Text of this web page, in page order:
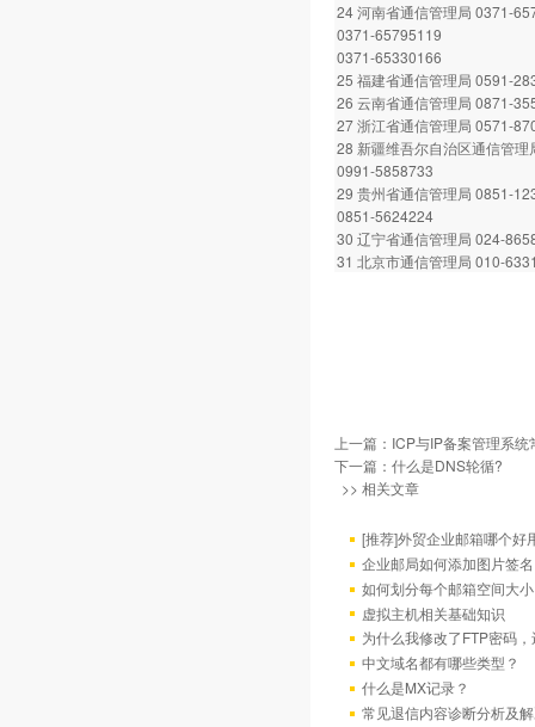
24 河南省通信管理局 0371-
0371-65795119
0371-65330166
25 福建省通信管理局 0591-
26 云南省通信管理局 0871-
27 浙江省通信管理局 0571-
28 新疆维吾尔自治区通信管理
0991-5858733
29 贵州省通信管理局 0851-
0851-5624224
30 辽宁省通信管理局 024-
31 北京市通信管理局 010-
上一篇： ICP与IP备案管理系统
下一篇： 什么是DNS轮循?
>> 相关文章
[推荐]外贸企业邮箱哪个好
企业邮局如何添加图片签名
如何划分每个邮箱空间大
虚拟主机相关基础知识
为什么我修改了FTP密码
中文域名都有哪些类型？
什么是MX记录？
常见退信内容诊断分析及